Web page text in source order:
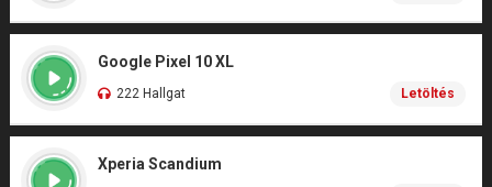
Google Pixel 10 XL
222 Hallgat Letöltés
Xperia Scandium